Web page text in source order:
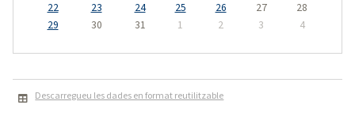
22
23 24 25 26 27
28
29
30 31 1 2 3 4
Descarregueu les dades en format reutilitzable